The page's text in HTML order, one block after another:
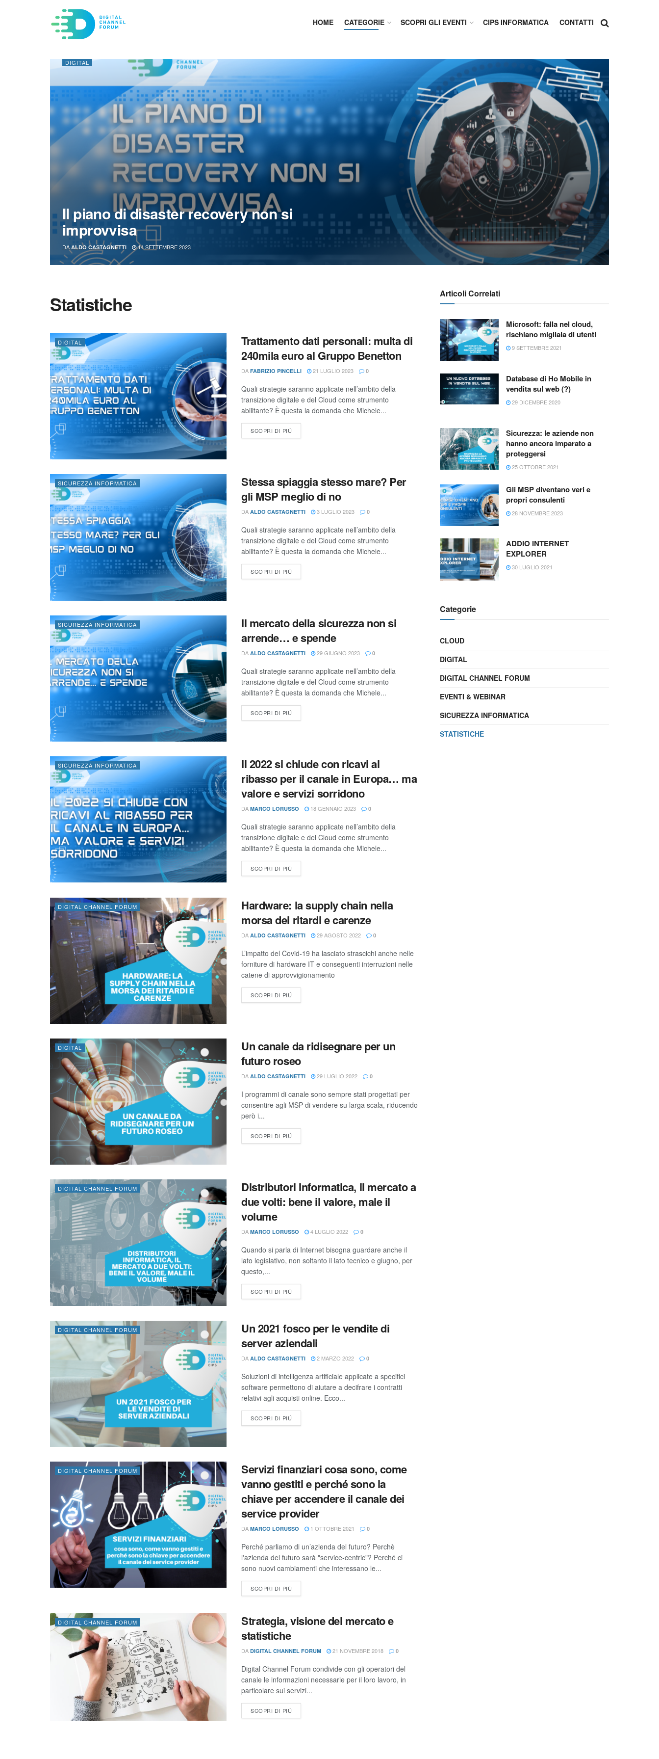
HOME CATEGORIE SCOPRI GLI EVENTI CIPS INFORMATICA CONTATTI
DIGITAL
Il piano di disaster recovery non si
improvvisa
DA ALDO CASTAGNETTI 14 SETTEMBRE 2023
Statistiche
DIGITAL
Trattamento dati personali: multa di
240mila euro al Gruppo Benetton
DA FABRIZIO PINCELLI 21 LUGLIO 2023 0
Quali strategie saranno applicate nell’ambito della
transizione digitale e del Cloud come strumento
abilitante? È questa la domanda che Michele...
SCOPRI DI PIÚ
SICUREZZA INFORMATICA
Stessa spiaggia stesso mare? Per
gli MSP meglio di no
DA ALDO CASTAGNETTI 3 LUGLIO 2023 0
Quali strategie saranno applicate nell’ambito della
transizione digitale e del Cloud come strumento
abilitante? È questa la domanda che Michele...
SCOPRI DI PIÚ
SICUREZZA INFORMATICA
Il mercato della sicurezza non si
arrende… e spende
DA ALDO CASTAGNETTI 29 GIUGNO 2023 0
Quali strategie saranno applicate nell’ambito della
transizione digitale e del Cloud come strumento
abilitante? È questa la domanda che Michele...
SCOPRI DI PIÚ
SICUREZZA INFORMATICA
Il 2022 si chiude con ricavi al
ribasso per il canale in Europa… ma
valore e servizi sorridono
DA MARCO LORUSSO 18 GENNAIO 2023 0
Quali strategie saranno applicate nell’ambito della
transizione digitale e del Cloud come strumento
abilitante? È questa la domanda che Michele...
SCOPRI DI PIÚ
DIGITAL CHANNEL FORUM
Hardware: la supply chain nella
morsa dei ritardi e carenze
DA ALDO CASTAGNETTI 29 AGOSTO 2022 0
L’impatto del Covid-19 ha lasciato strascichi anche nelle
forniture di hardware IT e conseguenti interruzioni nelle
catene di approvvigionamento
SCOPRI DI PIÚ
DIGITAL
Un canale da ridisegnare per un
futuro roseo
DA ALDO CASTAGNETTI 29 LUGLIO 2022 0
I programmi di canale sono sempre stati progettati per
consentire agli MSP di vendere su larga scala, riducendo
però i...
SCOPRI DI PIÚ
DIGITAL CHANNEL FORUM
Distributori Informatica, il mercato a
due volti: bene il valore, male il
volume
DA MARCO LORUSSO 4 LUGLIO 2022 0
Quando si parla di Internet bisogna guardare anche il
lato legislativo, non soltanto il lato tecnico e giugno, per
questo,...
SCOPRI DI PIÚ
DIGITAL CHANNEL FORUM
Un 2021 fosco per le vendite di
server aziendali
DA ALDO CASTAGNETTI 2 MARZO 2022 0
Soluzioni di intelligenza artificiale applicate a specifici
software permettono di aiutare a decifrare i contratti
relativi agli acquisti online. Ecco...
SCOPRI DI PIÚ
DIGITAL CHANNEL FORUM
Servizi finanziari cosa sono, come
vanno gestiti e perché sono la
chiave per accendere il canale dei
service provider
DA MARCO LORUSSO 1 OTTOBRE 2021 0
Perché parliamo di un’azienda del futuro? Perchè
l'azienda del futuro sarà "service-centric"? Perché ci
sono nuovi cambiamenti che interessano le...
SCOPRI DI PIÚ
DIGITAL CHANNEL FORUM
Strategia, visione del mercato e
statistiche
DA DIGITAL CHANNEL FORUM 21 NOVEMBRE 2018 0
Digital Channel Forum condivide con gli operatori del
canale le informazioni necessarie per il loro lavoro, in
particolare sui servizi...
SCOPRI DI PIÚ
Articoli Correlati
Microsoft: falla nel cloud,
rischiano migliaia di utenti
9 SETTEMBRE 2021
Database di Ho Mobile in
vendita sul web (?)
29 DICEMBRE 2020
Sicurezza: le aziende non
hanno ancora imparato a
proteggersi
25 OTTOBRE 2021
Gli MSP diventano veri e
propri consulenti
28 NOVEMBRE 2023
ADDIO INTERNET
EXPLORER
30 LUGLIO 2021
Categorie
CLOUD
DIGITAL
DIGITAL CHANNEL FORUM
EVENTI & WEBINAR
SICUREZZA INFORMATICA
STATISTICHE